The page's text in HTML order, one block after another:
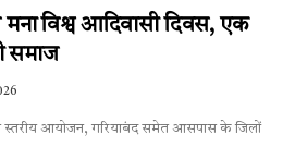
विश्व आदिवासी दिवस, एक
समाज
स्तरीय आयोजन, गरियाबंद समेत आसपास के जिलों